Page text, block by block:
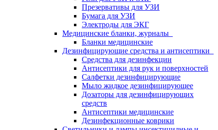
Презервативы для УЗИ
Бумага для УЗИ
Электроды для ЭКГ
Медицинские бланки, журналы
Бланки медицинские
Дезинфицирующие средства и антисептики
Средства для дезинфекции
Антисептики для рук и поверхностей
Салфетки дезинфицирующие
Мыло жидкое дезинфицирующее
Дозаторы для дезинфицирующих
средств
Антисептики медицинские
Дезинфекционные коврики